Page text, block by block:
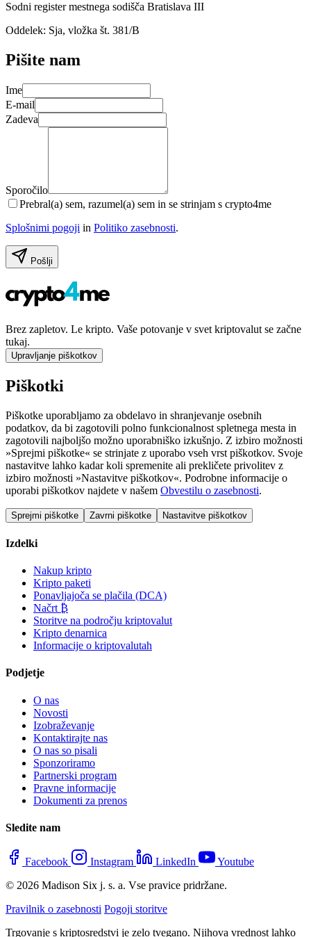
Sodni register mestnega sodišča Bratislava III
Oddelek: Sja, vložka št. 381/B
Pišite nam
Ime
E-mail
Zadeva
Sporočilo
Prebral(a) sem, razumel(a) sem in se strinjam s crypto4me
Splošnimi pogoji in Politiko zasebnosti.
Pošlji
Brez zapletov. Le kripto. Vaše potovanje v svet kriptovalut se začne
tukaj.
Upravljanje piškotkov
Piškotki
Piškotke uporabljamo za obdelavo in shranjevanje osebnih
podatkov, da bi zagotovili polno funkcionalnost spletnega mesta in
zagotovili najboljšo možno uporabniško izkušnjo. Z izbiro možnosti
»Sprejmi piškotke« se strinjate z uporabo vseh vrst piškotkov. Svoje
nastavitve lahko kadar koli spremenite ali prekličete privolitev z
izbiro možnosti »Nastavitve piškotkov«. Podrobne informacije o
uporabi piškotkov najdete v našem Obvestilu o zasebnosti.
Sprejmi piškotke Zavrni piškotke Nastavitve piškotkov
Izdelki
Nakup kripto
Kripto paketi
Ponavljajoča se plačila (DCA)
Načrt ₿
Storitve na področju kriptovalut
Kripto denarnica
Informacije o kriptovalutah
Podjetje
O nas
Novosti
Izobraževanje
Kontaktirajte nas
O nas so pisali
Sponzoriramo
Partnerski program
Pravne informacije
Dokumenti za prenos
Sledite nam
Facebook Instagram LinkedIn
Youtube
© 2026 Madison Six j. s. a. Vse pravice pridržane.
Pravilnik o zasebnosti Pogoji storitve
Trgovanje s kriptosredstvi je zelo tvegano. Njihova vrednost lahko